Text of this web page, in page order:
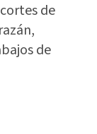
de
de